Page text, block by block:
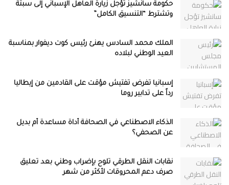
حكومة سانشيز تؤجل زيارة العاهل الإسباني إلى سبتة
وتشترط “التنسيق الكامل”
الملك محمد السادس يهنئ رئيس كوت ديفوار بمناسبة
العيد الوطني لبلاده
إسبانيا تفرض تفتيش مؤقت على القادمين من إيطاليا
رداً على تدابير روما
الذكاء الاصطناعي في الصحافة أداة مساعدة أم بديل
عن الصحفي؟
نقابات النقل الطرقي تلوح بإضراب وطني بعد تعليق
صرف دعم المحروقات لأكثر من شهر